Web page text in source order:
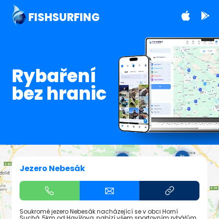
FISHSURFING
Rybaření
bez hranic
Jezero Nebesák
Soukromé jezero Nebesák nacházející se v obci Horní